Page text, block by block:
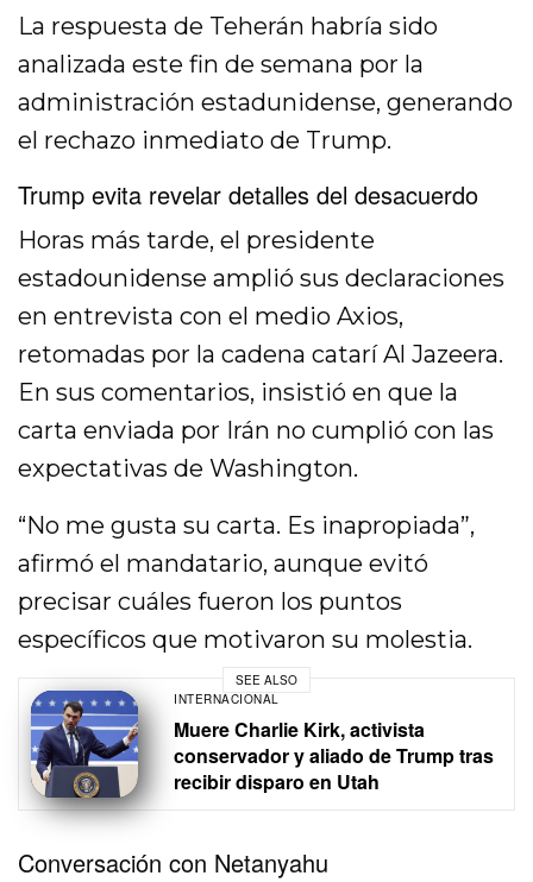
La respuesta de Teherán habría sido
analizada este fin de semana por la
administración estadunidense, generando
el rechazo inmediato de Trump.
Trump evita revelar detalles del desacuerdo
Horas más tarde, el presidente
estadounidense amplió sus declaraciones
en entrevista con el medio Axios,
retomadas por la cadena catarí Al Jazeera.
En sus comentarios, insistió en que la
carta enviada por Irán no cumplió con las
expectativas de Washington.
“No me gusta su carta. Es inapropiada”,
afirmó el mandatario, aunque evitó
precisar cuáles fueron los puntos
específicos que motivaron su molestia.
SEE ALSO
INTERNACIONAL
Muere Charlie Kirk, activista
conservador y aliado de Trump tras
recibir disparo en Utah
Conversación con Netanyahu